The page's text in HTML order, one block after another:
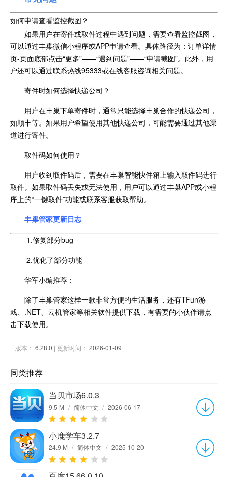
如何申请查看监控截图？
如果用户在寄件或取件过程中遇到问题，需要查看监控截图，
可以通过丰巢微信小程序或APP申请查看。具体路径为：订单详情
页-页面底部点击“更多”——“遇到问题”——“申请截图”。此外，用
户还可以通过联系热线95333或在线客服咨询相关问题。
寄件时如何选择快递公司？
用户在丰巢下单寄件时，通常只能选择丰巢合作的快递公司，
如顺丰等。如果用户希望使用其他快递公司，可能需要通过其他渠
道进行寄件。
取件码如何使用？
用户收到取件码后，需要在丰巢智能快件箱上输入取件码进行
取件。如果取件码丢失或无法使用，用户可以通过丰巢APP或小程
序上的“一键取件”功能或联系客服获取帮助。
丰巢管家更新日志
1.修复部分bug
2.优化了部分功能
华军小编推荐：
除了丰巢管家这样一款非常方便的生活服务，还有TFun游
戏、.NET、云机管家等相关软件提供下载，有需要的小伙伴请点
击下载使用。
版本： 6.28.0 | 更新时间： 2026-01-09
同类推荐
当贝市场6.0.3
9.5 M / 简体中文 / 2026-06-17
小鹿学车3.2.7
24.9 M / 简体中文 / 2025-10-20